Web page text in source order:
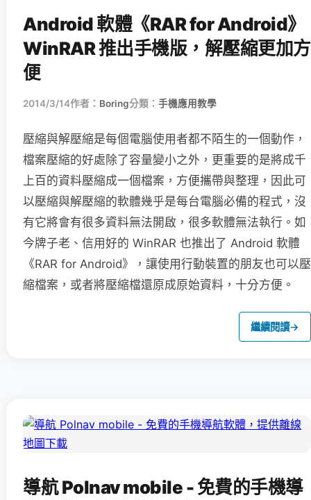
Android 軟體《RAR for Android》
WinRAR 推出手機版，解壓縮更加方
便
2014/3/14作者： Boring分類： 手機應用教學
壓縮與解壓縮是每個電腦使用者都不陌生的一個動作，
檔案壓縮的好處除了容量變小之外，更重要的是將成千
上百的資料壓縮成一個檔案，方便攜帶與整理，因此可
以壓縮與解壓縮的軟體幾乎是每台電腦必備的程式，沒
有它將會有很多資料無法開啟，很多軟體無法執行。如
今牌子老、信用好的 WinRAR 也推出了 Android 軟體
《RAR for Android》，讓使用行動裝置的朋友也可以壓
縮檔案，或者將壓縮檔還原成原始資料，十分方便。
繼續閱讀→
導航 Polnav mobile - 免費的手機導